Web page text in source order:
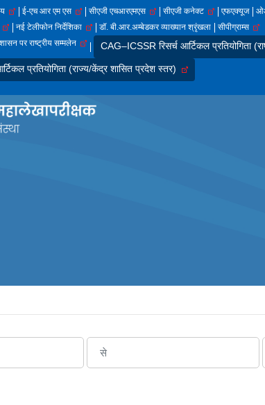
ई-एच आर एम एस सीएजी एचआरएमएस सीएजी कनेक्ट एफएक्यूज
नई टेलीफोन निर्देशिका डॉ. बी.आर.अम्बेडकर व्याख्यान श्रृंखला
सीपीग्राम्स
पर राष्ट्रीय सम्मलेन
CAG–ICSSR रिसर्च आर्टिकल प्रतियोगिता
प्रतियोगिता (राज्य/केंद्र शासित प्रदेश स्तर)